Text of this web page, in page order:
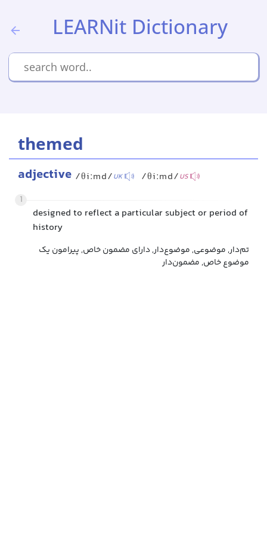
LEARNit Dictionary
themed
adjective /θiːmd/UK /θiːmd/US
1
designed to reflect a particular subject or period of
history
تم‌دار, موضوعی, موضوع‌دار, دارای مضمون خاص, پیرامون یک
موضوع خاص, مضمون‌دار